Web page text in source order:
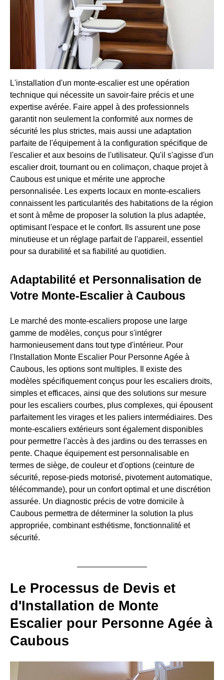
L'installation d'un monte-escalier est une opération
technique qui nécessite un savoir-faire précis et une
expertise avérée. Faire appel à des professionnels
garantit non seulement la conformité aux normes de
sécurité les plus strictes, mais aussi une adaptation
parfaite de l'équipement à la configuration spécifique de
l'escalier et aux besoins de l'utilisateur. Qu'il s'agisse d'un
escalier droit, tournant ou en colimaçon, chaque projet à
Caubous est unique et mérite une approche
personnalisée. Les experts locaux en monte-escaliers
connaissent les particularités des habitations de la région
et sont à même de proposer la solution la plus adaptée,
optimisant l'espace et le confort. Ils assurent une pose
minutieuse et un réglage parfait de l'appareil, essentiel
pour sa durabilité et sa fiabilité au quotidien.
Adaptabilité et Personnalisation de
Votre Monte-Escalier à Caubous
Le marché des monte-escaliers propose une large
gamme de modèles, conçus pour s'intégrer
harmonieusement dans tout type d'intérieur. Pour
l'Installation Monte Escalier Pour Personne Agée à
Caubous, les options sont multiples. Il existe des
modèles spécifiquement conçus pour les escaliers droits,
simples et efficaces, ainsi que des solutions sur mesure
pour les escaliers courbes, plus complexes, qui épousent
parfaitement les virages et les paliers intermédiaires. Des
monte-escaliers extérieurs sont également disponibles
pour permettre l'accès à des jardins ou des terrasses en
pente. Chaque équipement est personnalisable en
termes de siège, de couleur et d'options (ceinture de
sécurité, repose-pieds motorisé, pivotement automatique,
télécommande), pour un confort optimal et une discrétion
assurée. Un diagnostic précis de votre domicile à
Caubous permettra de déterminer la solution la plus
appropriée, combinant esthétisme, fonctionnalité et
sécurité.
Le Processus de Devis et
d'Installation de Monte
Escalier pour Personne Agée à
Caubous